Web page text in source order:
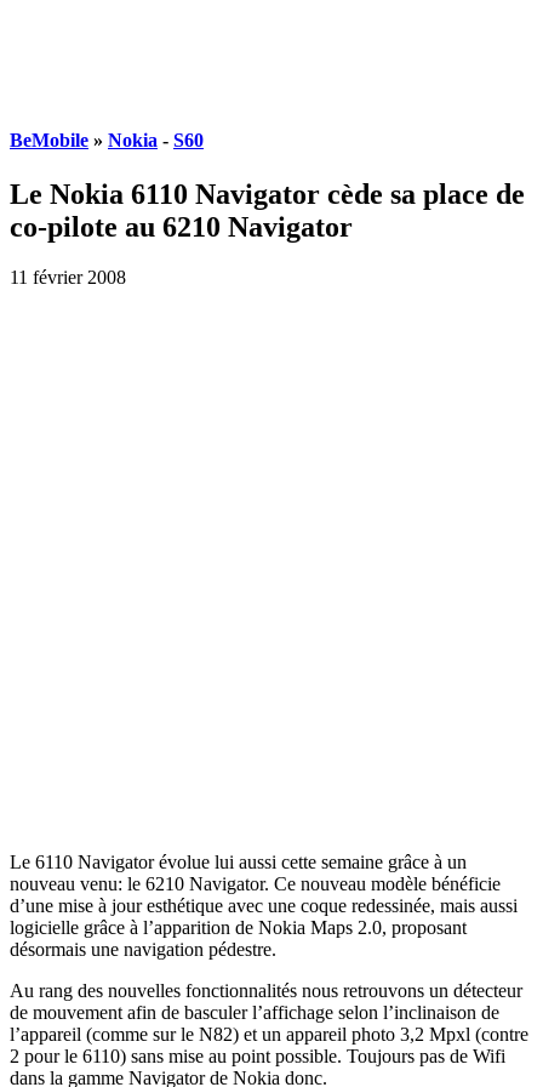
BeMobile » Nokia - S60
Le Nokia 6110 Navigator cède sa place de
co-pilote au 6210 Navigator
11 février 2008
Le 6110 Navigator évolue lui aussi cette semaine grâce à un
nouveau venu: le 6210 Navigator. Ce nouveau modèle bénéficie
d’une mise à jour esthétique avec une coque redessinée, mais aussi
logicielle grâce à l’apparition de Nokia Maps 2.0, proposant
désormais une navigation pédestre.
Au rang des nouvelles fonctionnalités nous retrouvons un détecteur
de mouvement afin de basculer l’affichage selon l’inclinaison de
l’appareil (comme sur le N82) et un appareil photo 3,2 Mpxl (contre
2 pour le 6110) sans mise au point possible. Toujours pas de Wifi
dans la gamme Navigator de Nokia donc.